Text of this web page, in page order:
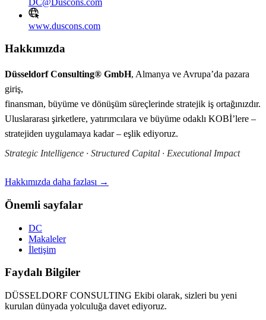
www.duscons.com
Hakkımızda
Düsseldorf Consulting® GmbH, Almanya ve Avrupa’da pazara
giriş,
finansman, büyüme ve dönüşüm süreçlerinde stratejik iş ortağınızdır.
Uluslararası şirketlere, yatırımcılara ve büyüme odaklı KOBİ’lere –
stratejiden uygulamaya kadar – eşlik ediyoruz.
Strategic Intelligence · Structured Capital · Executional Impact
Hakkımızda daha fazlası →
Önemli sayfalar
DC
Makaleler
İletişim
Faydalı Bilgiler
DÜSSELDORF CONSULTING Ekibi olarak, sizleri bu yeni
kurulan dünyada yolculuğa davet ediyoruz.